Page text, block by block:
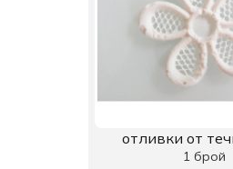
отливки от
1 брой